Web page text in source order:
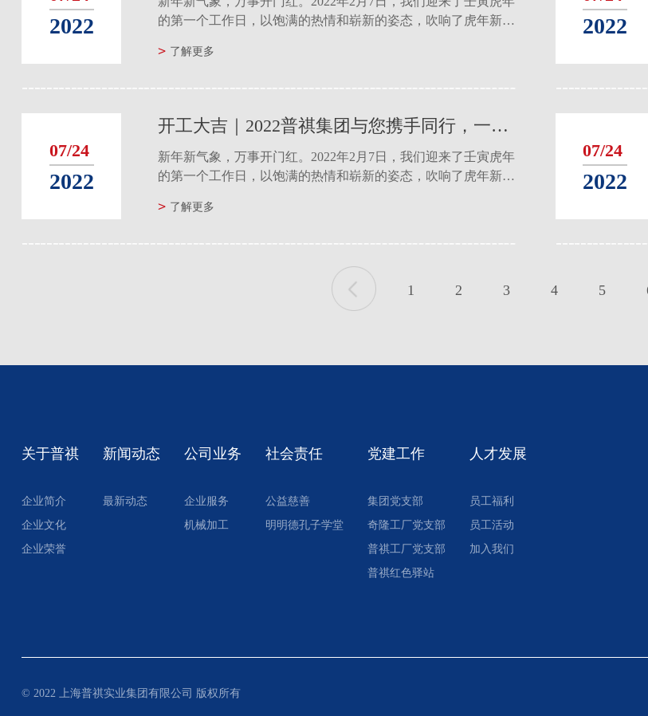
2022
的第一个工作日，以饱满的热情和崭新的姿态，吹响了虎年新征
的第一个工作日，以饱满的热情和崭新的姿态，吹响了虎年新征
了解更多
2022
07/24
2022
开工大吉｜2022普祺集团与您携手同行，一起向未来！
新年新气象，万事开门红。2022年2月7日，我们迎来了壬寅虎年
的第一个工作日，以饱满的热情和崭新的姿态，吹响了虎年新征
的第一个工作日，以饱满的热情和崭新的姿态，吹响了虎年新征
了解更多
07/24
2022
1 2 3 4 5
关于普祺
企业简介
企业文化
企业荣誉
新闻动态
最新动态
公司业务
企业服务
机械加工
社会责任
公益慈善
明明德孔子学堂
党建工作
集团党支部
奇隆工厂党支部
普祺工厂党支部
普祺红色驿站
人才发展
员工福利
员工活动
加入我们
© 2022 上海普祺实业集团有限公司 版权所有